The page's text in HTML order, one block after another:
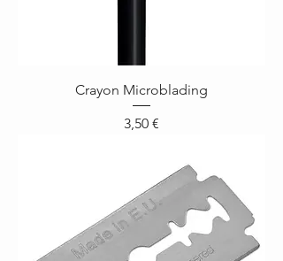
Crayon Microblading
Prix
3,50 €